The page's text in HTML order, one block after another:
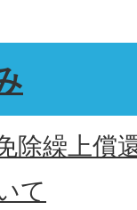
除繰上償
て